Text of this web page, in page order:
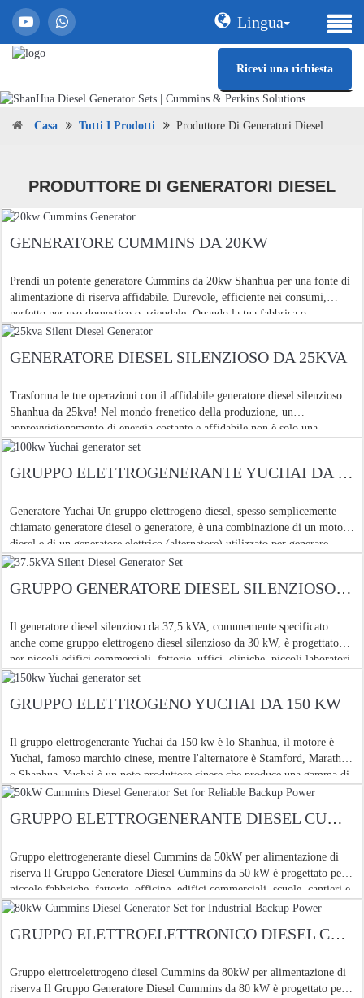
Lingua
Ricevi una richiesta
Casa Tutti I Prodotti Produttore Di Generatori Diesel
PRODUTTORE DI GENERATORI DIESEL
GENERATORE CUMMINS DA 20KW
Prendi un potente generatore Cummins da 20kw Shanhua per una fonte di
alimentazione di riserva affidabile. Durevole, efficiente nei consumi,
perfetto per uso domestico o aziendale. Quando la tua fabbrica o
supermercato ha bisogno di una piccola alimentazione di emergenza,
GENERATORE DIESEL SILENZIOSO DA 25KVA
Trasforma le tue operazioni con il affidabile generatore diesel silenzioso
Shanhua da 25kva! Nel mondo frenetico della produzione, un
approvvigionamento di energia costante e affidabile non è solo una
necessità. È la spina dorsale della tua ope
GRUPPO ELETTROGENERANTE YUCHAI DA 100KW
Generatore Yuchai Un gruppo elettrogeno diesel, spesso semplicemente
chiamato generatore diesel o generatore, è una combinazione di un motore
diesel e di un generatore elettrico (alternatore) utilizzato per generare
elettricità. Ecco
GRUPPO GENERATORE DIESEL SILENZIOSO DA 37,5 KVA
Il generatore diesel silenzioso da 37,5 kVA, comunemente specificato
anche come gruppo elettrogeno diesel silenzioso da 30 kW, è progettato
per piccoli edifici commerciali, fattorie, uffici, cliniche, piccoli laboratori,
siti di supporto telecom e pubbliche pubbliche leggere
GRUPPO ELETTROGENO YUCHAI DA 150 KW
Il gruppo elettrogenerante Yuchai da 150 kw è lo Shanhua, il motore è
Yuchai, famoso marchio cinese, mentre l'alternatore è Stamford, Marathon
o Shanhua. Yuchai è un noto produttore cinese che produce una gamma di
ingegneria diesel
GRUPPO ELETTROGENERANTE DIESEL CUMMINS DA 50KW PER ALIMENTAZIONE DI RISERVA AFFIDABILE
Gruppo elettrogenerante diesel Cummins da 50kW per alimentazione di
riserva Il Gruppo Generatore Diesel Cummins da 50 kW è progettato per
piccole fabbriche, fattorie, officine, edifici commerciali, scuole, cantieri e
altri progetti che richiedono
GRUPPO ELETTROELETTRONICO DIESEL CUMMINS DA 80 KW PER ALIMENTAZIONE DI RISERVA INDUSTRIALE
Gruppo elettroelettrogeno diesel Cummins da 80kW per alimentazione di
riserva Il Gruppo Generatore Diesel Cummins da 80 kW è progettato per